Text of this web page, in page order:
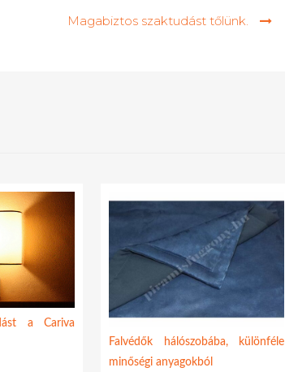
Magabiztos szaktudást tőlünk.
a Cariva
Falvédők hálószobába, különféle
minőségi anyagokból